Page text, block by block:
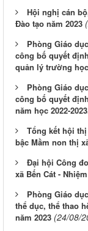
Hội nghị cán
Đào tạo năm 2023
Phòng Giáo
công bố quyết
quản lý trường
Phòng Giáo
công bố quyết
năm học 2022-
Tổng kết hội
bậc Mầm non thị
Đại hội Công
xã Bến Cát -
Phòng Giáo
thể dục, thể thao
năm 2023 (24/08/